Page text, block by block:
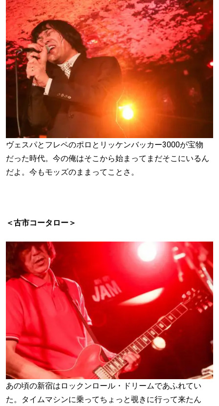
ヴェスパとフレペのポロとリッケンバッカー3000が宝物
だった時代。今の俺はそこから始まってまだそこにいるん
だよ。今もモッズのままってことさ。
＜古市コータロー＞
あの頃の新宿はロックンロール・ドリームであふれてい
た。タイムマシンに乗ってちょっと覗きに行って来たん